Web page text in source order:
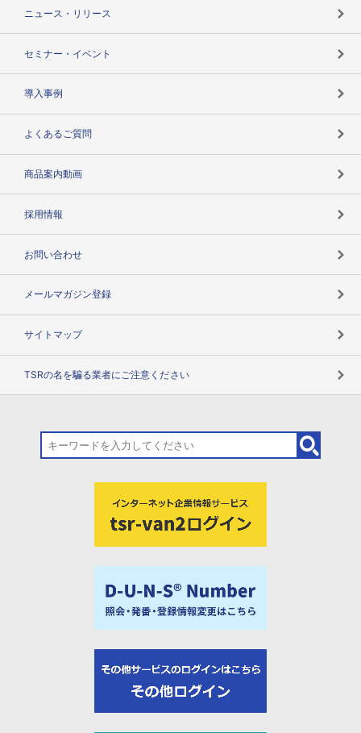
ニュース・リリース
セミナー・イベント
導入事例
よくあるご質問
商品案内動画
採用情報
お問い合わせ
メールマガジン登録
サイトマップ
TSRの名を騙る業者にご注意ください